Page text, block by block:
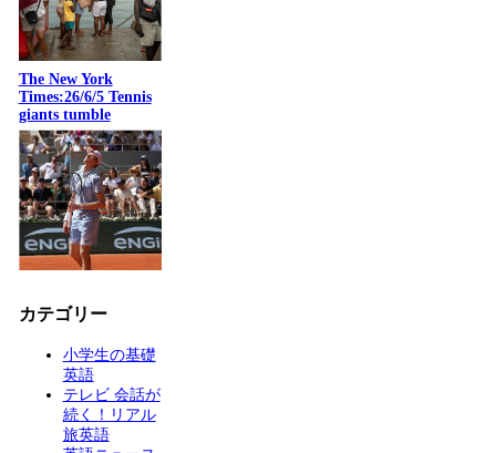
The New York
Times:26/6/5 Tennis
giants tumble
カテゴリー
小学生の基礎
英語
テレビ 会話が
続く！リアル
旅英語